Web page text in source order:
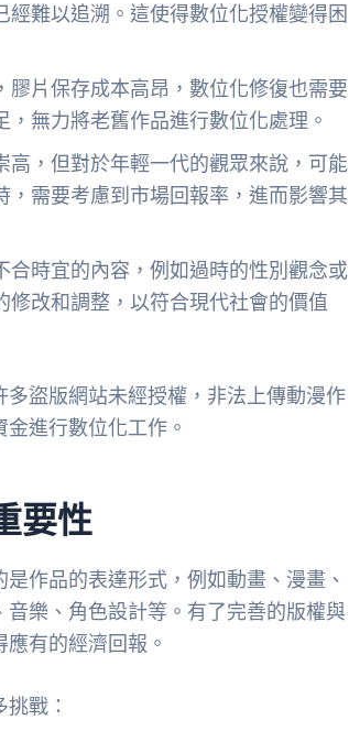
難以追溯。這使得數位化授權變得困
片保存成本高昂，數位化修復也需要
無力將老舊作品進行數位化處理。
，但對於年輕一代的觀眾來說，可能
需要考慮到市場回報率，進而影響其
時宜的內容，例如過時的性別觀念或
改和調整，以符合現代社會的價值
盜版網站未經授權，非法上傳動漫作
進行數位化工作。
要性
作品的表達形式，例如動畫、漫畫、
樂、角色設計等。有了完善的版權與
有的經濟回報。
戰：